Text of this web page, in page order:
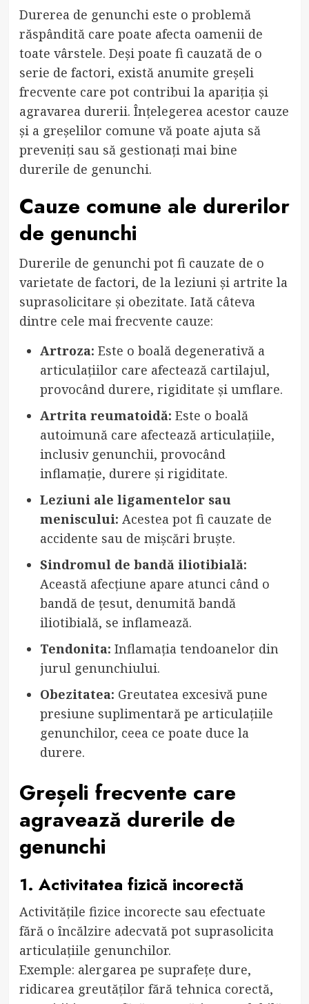
Durerea de genunchi este o problemă
răspândită care poate afecta oamenii de
toate vârstele. Deși poate fi cauzată de o
serie de factori, există anumite greșeli
frecvente care pot contribui la apariția și
agravarea durerii. Înțelegerea acestor cauze
și a greșelilor comune vă poate ajuta să
preveniți sau să gestionați mai bine
durerile de genunchi.
Cauze comune ale durerilor
de genunchi
Durerile de genunchi pot fi cauzate de o
varietate de factori, de la leziuni și artrite la
suprasolicitare și obezitate. Iată câteva
dintre cele mai frecvente cauze:
Artroza: Este o boală degenerativă a
articulațiilor care afectează cartilajul,
provocând durere, rigiditate și umflare.
Artrita reumatoidă: Este o boală
autoimună care afectează articulațiile,
inclusiv genunchii, provocând
inflamație, durere și rigiditate.
Leziuni ale ligamentelor sau
meniscului: Acestea pot fi cauzate de
accidente sau de mișcări bruște.
Sindromul de bandă iliotibială:
Această afecțiune apare atunci când o
bandă de țesut, denumită bandă
iliotibială, se inflamează.
Tendonita: Inflamația tendoanelor din
jurul genunchiului.
Obezitatea: Greutatea excesivă pune
presiune suplimentară pe articulațiile
genunchilor, ceea ce poate duce la
durere.
Greșeli frecvente care
agravează durerile de
genunchi
1. Activitatea fizică incorectă
Activitățile fizice incorecte sau efectuate
fără o încălzire adecvată pot suprasolicita
articulațiile genunchilor.
Exemple: alergarea pe suprafețe dure,
ridicarea greutăților fără tehnica corectă,